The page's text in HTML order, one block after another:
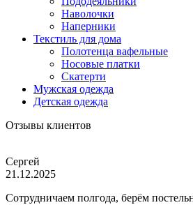
Наволочки
Наперники
Текстиль для дома
Полотенца вафельные
Носовые платки
Скатерти
Мужская одежда
Детская одежда
Отзывы клиентов
Сергей
21.12.2025
Сотрудничаем полгода, берём